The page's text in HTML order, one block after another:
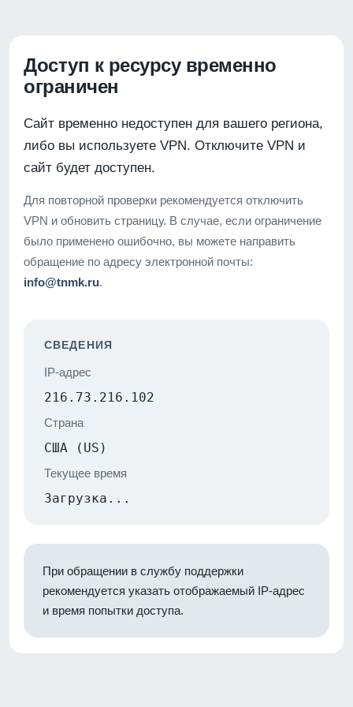
Доступ к ресурсу временно
ограничен
Сайт временно недоступен для вашего региона,
либо вы используете VPN. Отключите VPN и
сайт будет доступен.
Для повторной проверки рекомендуется отключить
VPN и обновить страницу. В случае, если ограничение
было применено ошибочно, вы можете направить
обращение по адресу электронной почты:
info@tnmk.ru.
СВЕДЕНИЯ
IP-адрес
216.73.216.102
Страна
США (US)
Текущее время
Загрузка...
При обращении в службу поддержки
рекомендуется указать отображаемый IP-адрес
и время попытки доступа.